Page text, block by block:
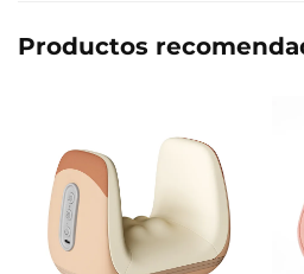
Productos